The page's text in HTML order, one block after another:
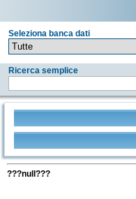
Seleziona banca dati
Ricerca semplice
???null???